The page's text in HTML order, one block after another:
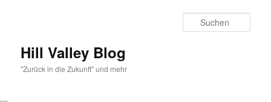
Hill Valley Blog
"Zurück in die Zukunft" und mehr